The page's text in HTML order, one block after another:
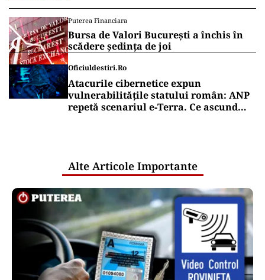
Puterea Financiara
Bursa de Valori București a închis în
scădere ședința de joi
Oficiuldestiri.ro
Atacurile cibernetice expun
vulnerabilitățile statului român: ANP
repetă scenariul e‑Terra. Ce ascund
Alte Articole Importante